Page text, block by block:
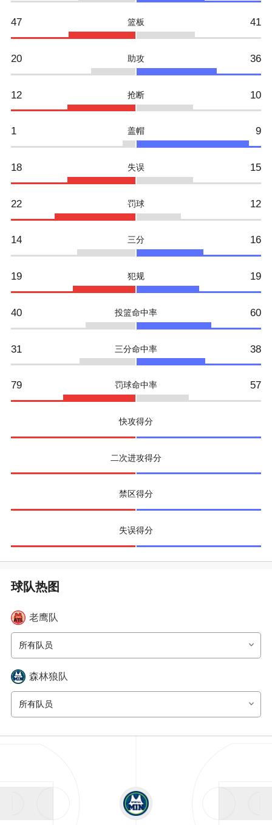
47 篮板 41
20 助攻 36
12 抢断 10
1 盖帽 9
18 失误 15
22 罚球 12
14 三分 16
19 犯规 19
40 投篮命中率 60
31 三分命中率 38
79 罚球命中率 57
快攻得分
二次进攻得分
禁区得分
失误得分
老鹰队
所有队员
森林狼队
所有队员
球队热图